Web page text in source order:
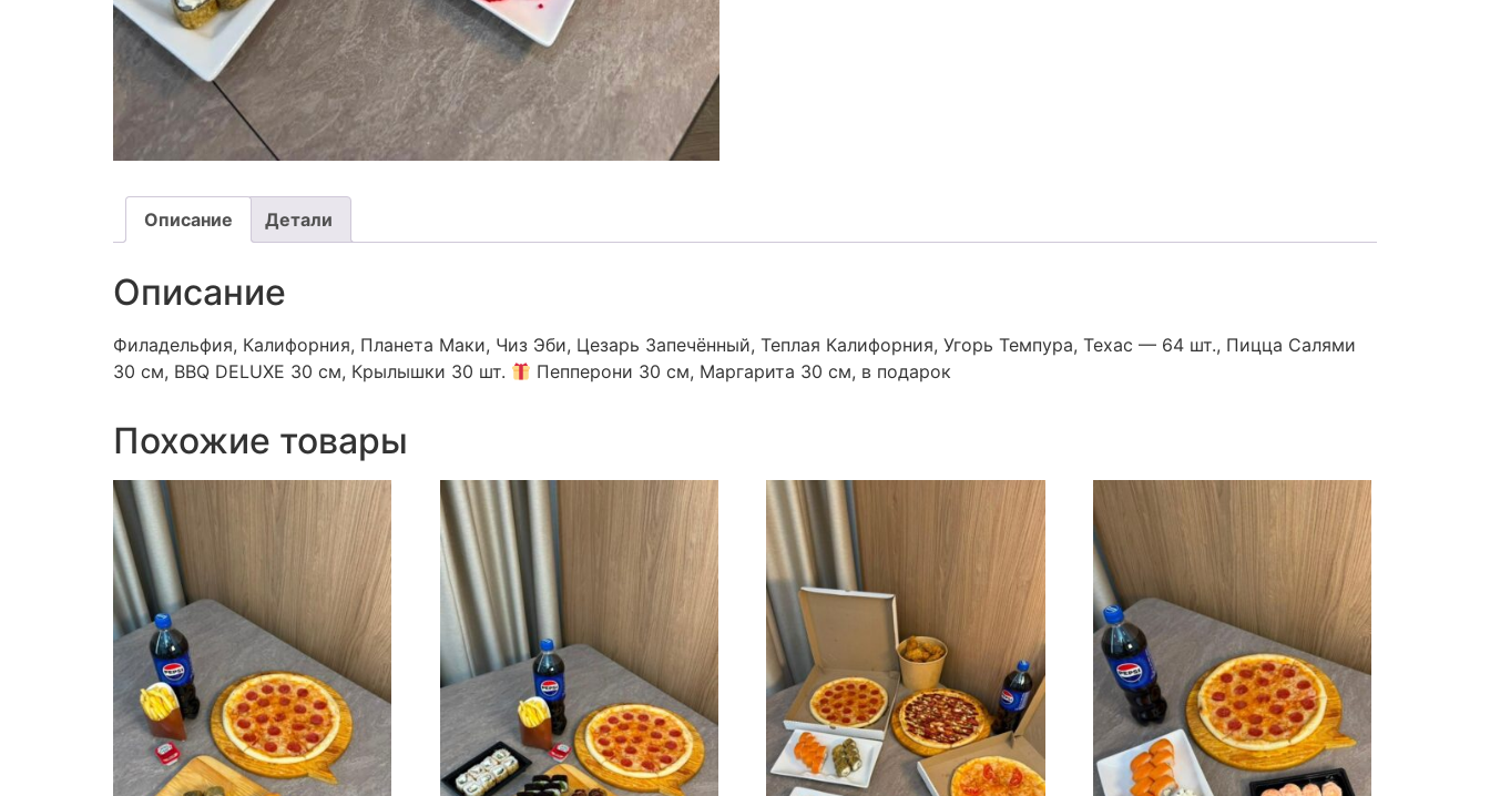
Описание Детали
Описание
Филадельфия, Калифорния, Планета Маки, Чиз Эби, Цезарь Запечённый, Теплая Калифорния, Угорь Темпура, Техас — 64 шт., Пицца Салями
30 см, BBQ DELUXE 30 см, Крылышки 30 шт.
Пепперони 30 см, Маргарита 30 см, в подарок
Похожие товары